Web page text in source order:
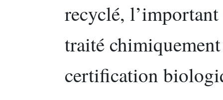
recyclé,
traité
certification